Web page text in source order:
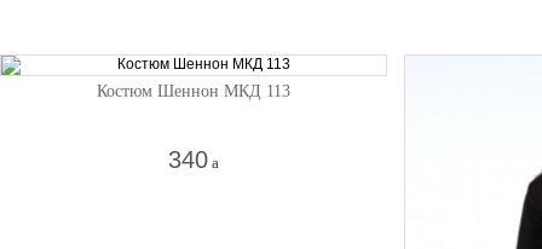
Костюм Шеннон МКД 113
340 a